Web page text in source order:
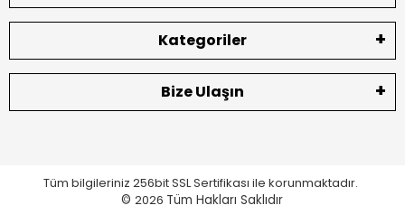
Kategoriler
Bize Ulaşın
Tüm bilgileriniz 256bit SSL Sertifikası ile korunmaktadır.
©2026 Tüm Hakları Saklıdır